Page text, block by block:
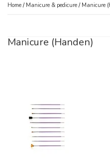
Home / Manicure & pedicure / Manicure
Manicure (Handen)